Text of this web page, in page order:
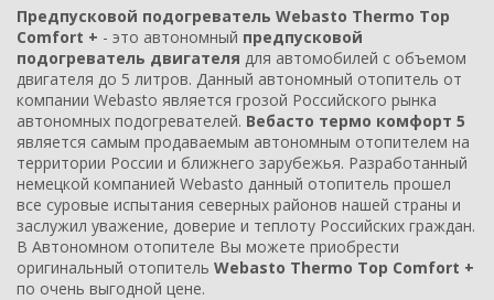
Предпусковой подогреватель Webasto Thermo Top
Comfort + - это автономный предпусковой
подогреватель двигателя для автомобилей с объемом
двигателя до 5 литров. Данный автономный отопитель от
компании Webasto является грозой Российского рынка
автономных подогревателей. Вебасто термо комфорт 5
является самым продаваемым автономным отопителем на
территории России и ближнего зарубежья. Разработанный
немецкой компанией Webasto данный отопитель прошел
все суровые испытания северных районов нашей страны и
заслужил уважение, доверие и теплоту Российских граждан.
В Автономном отопителе Вы можете приобрести
оригинальный отопитель Webasto Thermo Top Comfort +
по очень выгодной цене.